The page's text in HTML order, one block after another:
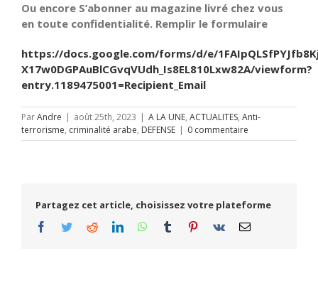
Ou encore S’abonner au magazine livré chez vous
en toute confidentialité. Remplir le formulaire
https://docs.google.com/forms/d/e/
X17w0DGPAuBlCGvqVUdh_Is8EL810Lxw82A/viewform?
entry.1189475001=Recipient_Email
ParAndre | août 25th, 2023 | A LA UNE, ACTUALITES, Anti-
terrorisme, criminalité arabe, DEFENSE | 0 commentaire
Partagez cet article, choisissez votre plateforme
Facebook
TwitterRedditLinkedInWhatsApp
Tumblr Pinterest
Vk Email